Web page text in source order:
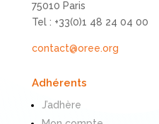
75010 Paris
Tel : +33(0)1 48 24 04 00
contact@oree.org
Adhérents
J’adhère